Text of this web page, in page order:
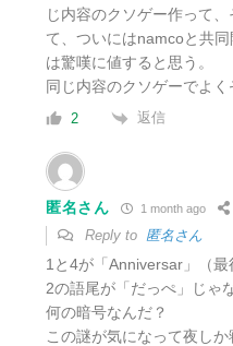
じ内容のクソゲー作って
て、ついにはnamcoと共
は驚嘆に値すると思う。
同じ内容のクソゲーでよ
2 返信
匿名さん 1 month ago
Reply to 匿名さん
1と4が「Anniversar」（
2の語尾が「だっぺ」じゃ
何の暗号なんだ？
この謎が気になって夜しか